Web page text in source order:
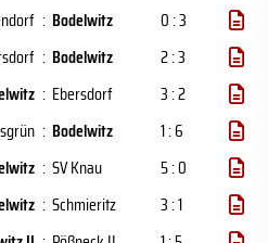
: Bodelwitz
0 : 3
: Bodelwitz
2 : 3
: Ebersdorf
3 : 2
: Bodelwitz
1 : 6
: SV Knau
5 : 0
: Schmieritz
3 : 1